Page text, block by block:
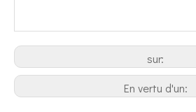
sur:
En vertu d'un: